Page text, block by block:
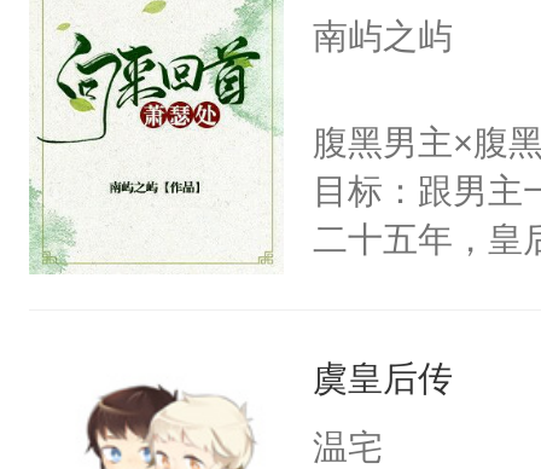
挑了几件性感
戚恩的信息，
狗滚吧。]程
已发出，但被
南屿之屿
腹黑男主×腹
目标：跟男主
二十五年，皇
第五年，沛帝
三皇子云黎晗
虞皇后传
温宅